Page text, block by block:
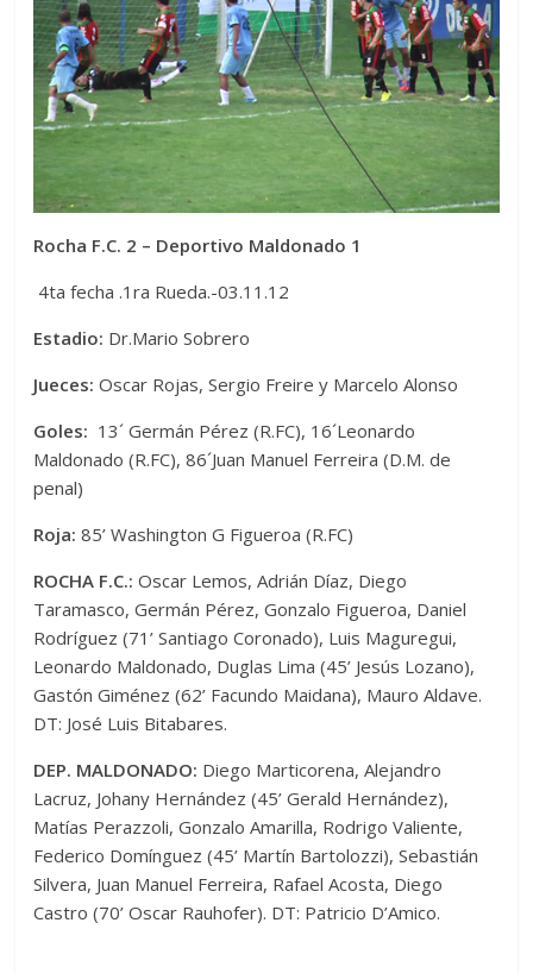
Rocha F.C. 2 – Deportivo Maldonado 1
4ta fecha .1ra Rueda.-03.11.12
Estadio: Dr.Mario Sobrero
Jueces: Oscar Rojas, Sergio Freire y Marcelo Alonso
Goles: 13´ Germán Pérez (R.FC), 16´Leonardo
Maldonado (R.FC), 86´Juan Manuel Ferreira (D.M. de
penal)
Roja:85’ Washington G Figueroa (R.FC)
ROCHA F.C.: Oscar Lemos, Adrián Díaz, Diego
Taramasco, Germán Pérez, Gonzalo Figueroa, Daniel
Rodríguez (71’ Santiago Coronado), Luis Maguregui,
Leonardo Maldonado, Duglas Lima (45’ Jesús Lozano),
Gastón Giménez (62’ Facundo Maidana), Mauro Aldave.
DT: José Luis Bitabares.
DEP. MALDONADO: Diego Marticorena, Alejandro
Lacruz, Johany Hernández (45’ Gerald Hernández),
Matías Perazzoli, Gonzalo Amarilla, Rodrigo Valiente,
Federico Domínguez (45’ Martín Bartolozzi), Sebastián
Silvera, Juan Manuel Ferreira, Rafael Acosta, Diego
Castro (70’ Oscar Rauhofer). DT: Patricio D’Amico.